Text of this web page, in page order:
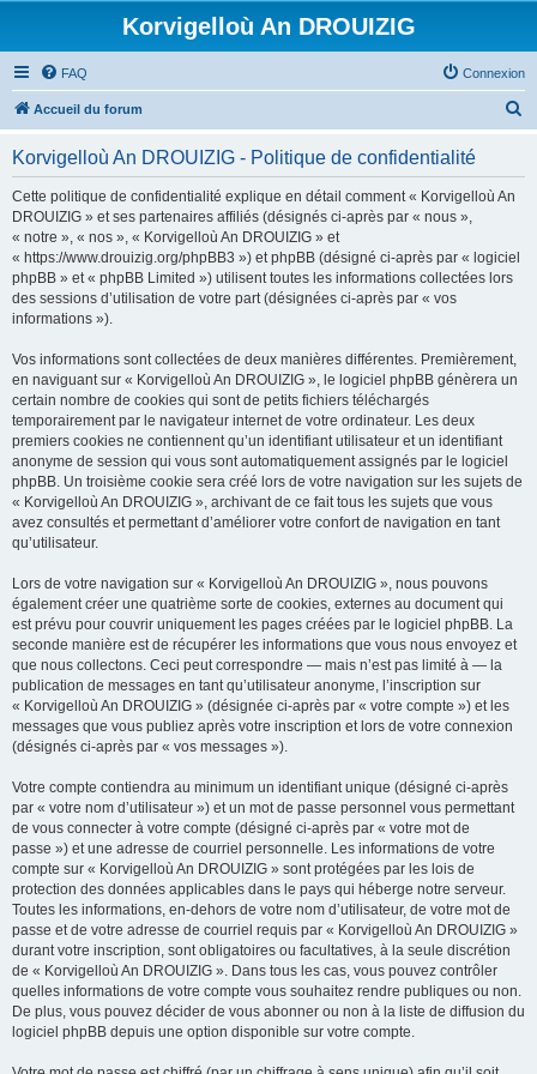
Korvigelloù An DROUIZIG
FAQ Connexion
Accueil du forum
Korvigelloù An DROUIZIG - Politique de confidentialité
Cette politique de confidentialité explique en détail comment « Korvigelloù An
DROUIZIG » et ses partenaires affiliés (désignés ci-après par « nous »,
« notre », « nos », « Korvigelloù An DROUIZIG » et
« https://www.drouizig.org/phpBB3 ») et phpBB (désigné ci-après par « logiciel
phpBB » et « phpBB Limited ») utilisent toutes les informations collectées lors
des sessions d’utilisation de votre part (désignées ci-après par « vos
informations »).
Vos informations sont collectées de deux manières différentes. Premièrement,
en naviguant sur « Korvigelloù An DROUIZIG », le logiciel phpBB génèrera un
certain nombre de cookies qui sont de petits fichiers téléchargés
temporairement par le navigateur internet de votre ordinateur. Les deux
premiers cookies ne contiennent qu’un identifiant utilisateur et un identifiant
anonyme de session qui vous sont automatiquement assignés par le logiciel
phpBB. Un troisième cookie sera créé lors de votre navigation sur les sujets de
« Korvigelloù An DROUIZIG », archivant de ce fait tous les sujets que vous
avez consultés et permettant d’améliorer votre confort de navigation en tant
qu’utilisateur.
Lors de votre navigation sur « Korvigelloù An DROUIZIG », nous pouvons
également créer une quatrième sorte de cookies, externes au document qui
est prévu pour couvrir uniquement les pages créées par le logiciel phpBB. La
seconde manière est de récupérer les informations que vous nous envoyez et
que nous collectons. Ceci peut correspondre — mais n’est pas limité à — la
publication de messages en tant qu’utilisateur anonyme, l’inscription sur
« Korvigelloù An DROUIZIG » (désignée ci-après par « votre compte ») et les
messages que vous publiez après votre inscription et lors de votre connexion
(désignés ci-après par « vos messages »).
Votre compte contiendra au minimum un identifiant unique (désigné ci-après
par « votre nom d’utilisateur ») et un mot de passe personnel vous permettant
de vous connecter à votre compte (désigné ci-après par « votre mot de
passe ») et une adresse de courriel personnelle. Les informations de votre
compte sur « Korvigelloù An DROUIZIG » sont protégées par les lois de
protection des données applicables dans le pays qui héberge notre serveur.
Toutes les informations, en-dehors de votre nom d’utilisateur, de votre mot de
passe et de votre adresse de courriel requis par « Korvigelloù An DROUIZIG »
durant votre inscription, sont obligatoires ou facultatives, à la seule discrétion
de « Korvigelloù An DROUIZIG ». Dans tous les cas, vous pouvez contrôler
quelles informations de votre compte vous souhaitez rendre publiques ou non.
De plus, vous pouvez décider de vous abonner ou non à la liste de diffusion du
logiciel phpBB depuis une option disponible sur votre compte.